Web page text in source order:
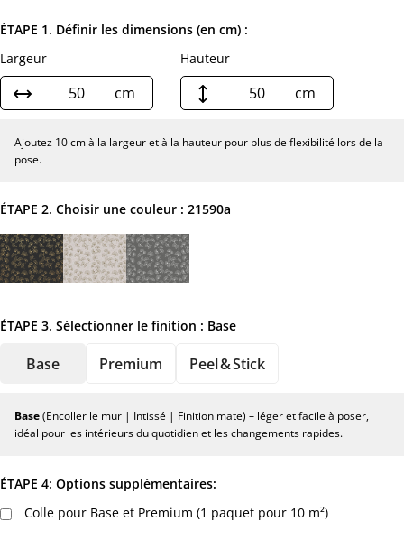
ÉTAPE 1. Définir les dimensions (en cm) :
Largeur
cm
Hauteur
cm
Ajoutez 10 cm à la largeur et à la hauteur pour plus de flexibilité lors de la
pose.
ÉTAPE 2. Choisir une couleur : 21590a
ÉTAPE 3. Sélectionner le finition : Base
Base Premium Peel & Stick
Base(Encoller le mur | Intissé | Finition mate) – léger et facile à poser,
idéal pour les intérieurs du quotidien et les changements rapides.
ÉTAPE 4: Options supplémentaires:
Colle pour Base et Premium (1 paquet pour 10 m²)